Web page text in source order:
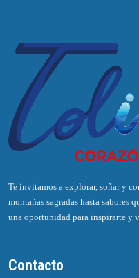
Te invitamos a explorar, soñar y
montañas sagradas hasta sabores
una oportunidad para inspirarte y
Contacto